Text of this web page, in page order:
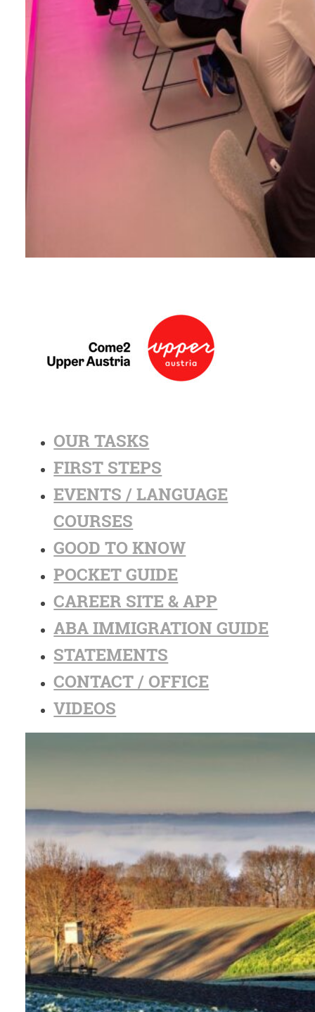
OUR TASKS
FIRST STEPS
EVENTS / LANGUAGE
COURSES
GOOD TO KNOW
POCKET GUIDE
CAREER SITE & APP
ABA IMMIGRATION GUIDE
STATEMENTS
CONTACT / OFFICE
VIDEOS